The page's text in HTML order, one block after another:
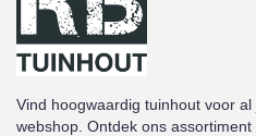
Vind hoogwaardig tuinhout voor
webshop. Ontdek ons